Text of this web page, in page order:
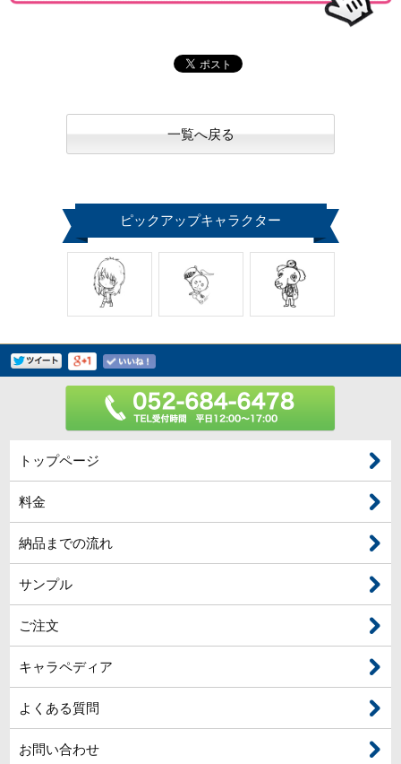
一覧へ戻る
ピックアップキャラクター
トップページ
料金
納品までの流れ
サンプル
ご注文
キャラペディア
よくある質問
お問い合わせ